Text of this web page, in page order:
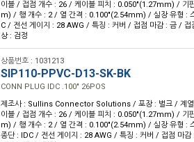
이블 / 접점 개수 : 26 / 케이블 피치 : 0.050"(1.27mm) / 기
m) / 행 개수 : 2 / 열 간격 : 0.100"(2.54mm) / 실장 유형 :
C / 전선 게이지 : 28 AWG / 특징 : 커버 / 접점 마감 : 금 / 접
상 : 검정
상품번호 : 1031213
SIP110-PPVC-D13-SK-BK
CONN PLUG IDC .100" 26POS
제조사 : Sullins Connector Solutions / 포장 : 벌크 / 계열
이블 / 접점 개수 : 26 / 케이블 피치 : 0.050"(1.27mm) / 기
m) / 행 개수 : 2 / 열 간격 : 0.100"(2.54mm) / 실장 유형 :
종단 : IDC / 전선 게이지 : 28 AWG / 특징 : 커버 / 접점 마감